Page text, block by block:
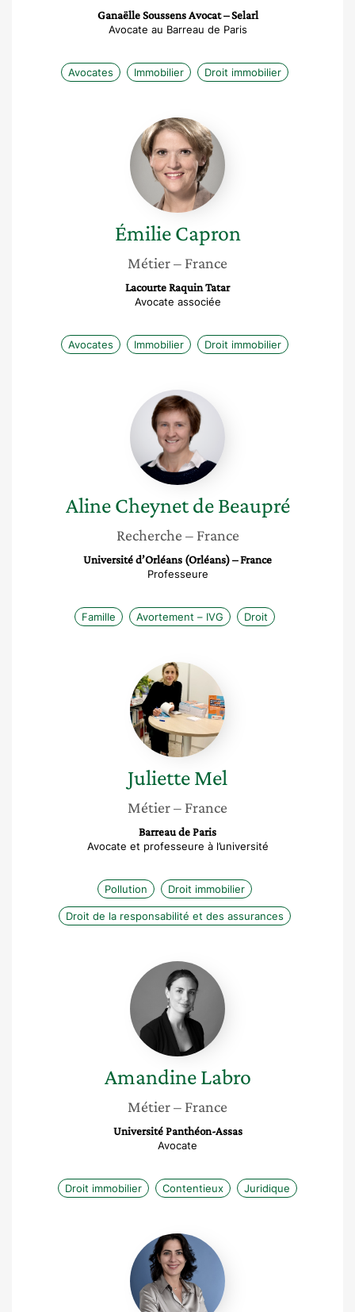
Ganaëlle Soussens Avocat – Selarl
Avocate au Barreau de Paris
Avocates Immobilier Droit immobilier
Émilie
Capron
Émilie Capron
Métier– France
Lacourte Raquin Tatar
Avocate associée
Avocates Immobilier Droit immobilier
Aline
Cheynet
de
Beaupré
Aline Cheynet de Beaupré
Recherche – France
Université d’Orléans (Orléans) – France
Professeure
Famille Avortement – IVG Droit
Juliette
Mel
JulietteMel
Métier– France
Barreau de Paris
Avocate et professeure à l’université
Pollution Droit immobilier
Droit de la responsabilité et des assurances
Amandine
Labro
Amandine Labro
Métier– France
Université Panthéon-Assas
Avocate
Droit immobilier Contentieux Juridique
Nathalie
Pietrini